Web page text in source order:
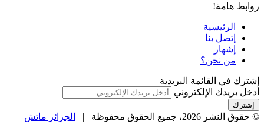
روابط هامة!
الرئيسية
إتصل بنا
إشهار
من نحن؟
إشترك في القائمة البريدية
أدخل بريدك الإلكتروني
© حقوق النشر 2026، جميع الحقوق محفوظة | الجزائر ماتش